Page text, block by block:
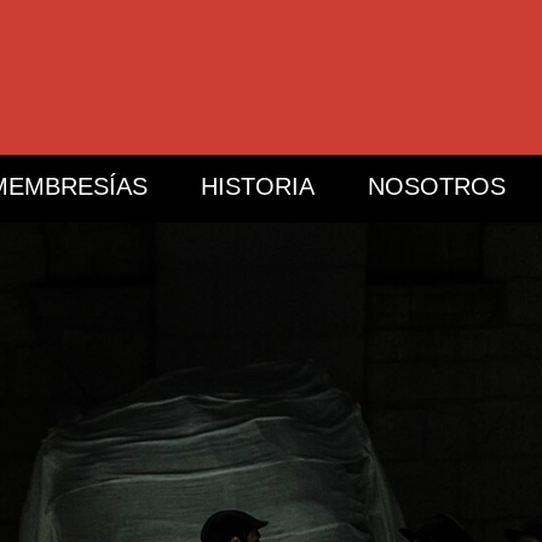
HISTORIA NOSOTROS